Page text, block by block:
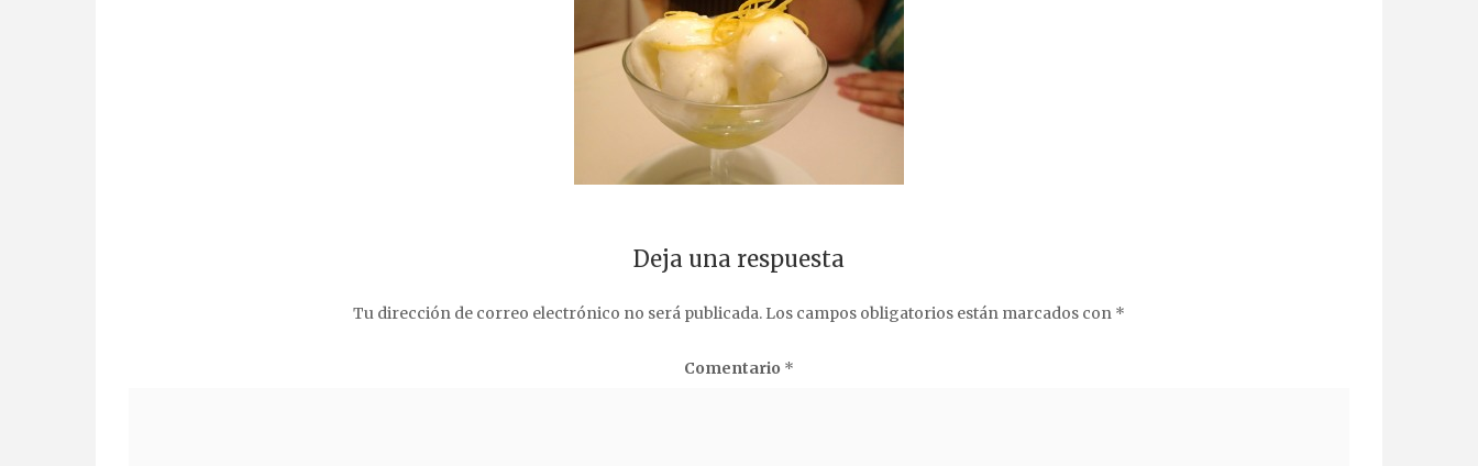
Deja una respuesta
Tu dirección de correo electrónico no será publicada. Los campos obligatorios están marcados con *
Comentario *